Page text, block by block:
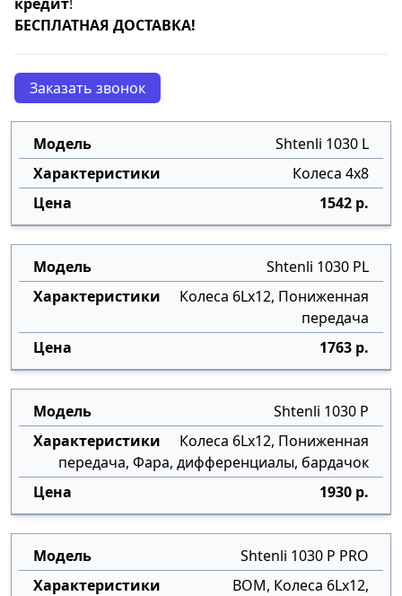
БЕСПЛАТНАЯ ДОСТАВКА!
Заказать звонок
Shtenli 1030 L
Колеса 4х8
1542 р.
Shtenli 1030 PL
Колеса 6Lx12, Пониженная
передача
1763 р.
Shtenli 1030 P
Колеса 6Lx12, Пониженная
передача, Фара, дифференциалы, бардачок
1930 р.
Shtenli 1030 P PRO
ВОМ, Колеса 6Lx12,